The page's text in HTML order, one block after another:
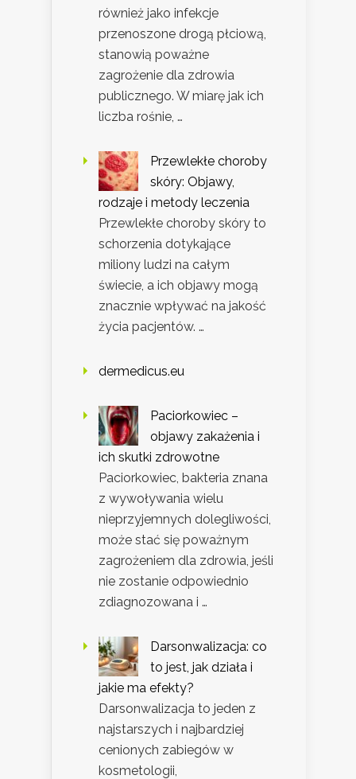
również jako infekcje
przenoszone drogą płciową,
stanowią poważne
zagrożenie dla zdrowia
publicznego. W miarę jak ich
liczba rośnie, …
Przewlekłe choroby
skóry: Objawy,
rodzaje i metody leczenia
Przewlekłe choroby skóry to
schorzenia dotykające
miliony ludzi na całym
świecie, a ich objawy mogą
znacznie wpływać na jakość
życia pacjentów. …
dermedicus.eu
Paciorkowiec –
objawy zakażenia i
ich skutki zdrowotne
Paciorkowiec, bakteria znana
z wywoływania wielu
nieprzyjemnych dolegliwości,
może stać się poważnym
zagrożeniem dla zdrowia, jeśli
nie zostanie odpowiednio
zdiagnozowana i …
Darsonwalizacja: co
to jest, jak działa i
jakie ma efekty?
Darsonwalizacja to jeden z
najstarszych i najbardziej
cenionych zabiegów w
kosmetologii,